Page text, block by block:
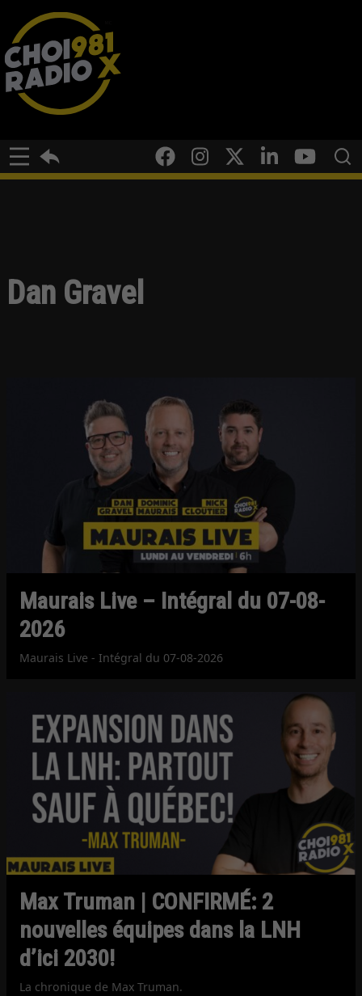
Dan Gravel
Maurais Live – Intégral du 07-08-
2026
Maurais Live - Intégral du 07-08-2026
Max Truman | CONFIRMÉ: 2
nouvelles équipes dans la LNH
d’ici 2030!
La chronique de Max Truman.